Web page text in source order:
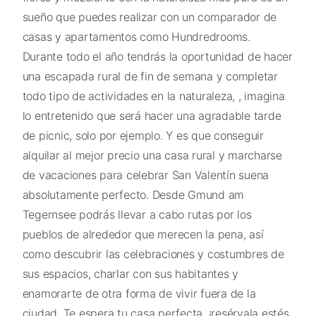
sueño que puedes realizar con un comparador de
casas y apartamentos como Hundredrooms.
Durante todo el año tendrás la oportunidad de hacer
una escapada rural de fin de semana y completar
todo tipo de actividades en la naturaleza, , imagina
lo entretenido que será hacer una agradable tarde
de picnic, solo por ejemplo. Y es que conseguir
alquilar al mejor precio una casa rural y marcharse
de vacaciones para celebrar San Valentín suena
absolutamente perfecto. Desde Gmund am
Tegernsee podrás llevar a cabo rutas por los
pueblos de alrededor que merecen la pena, así
como descubrir las celebraciones y costumbres de
sus espacios, charlar con sus habitantes y
enamorarte de otra forma de vivir fuera de la